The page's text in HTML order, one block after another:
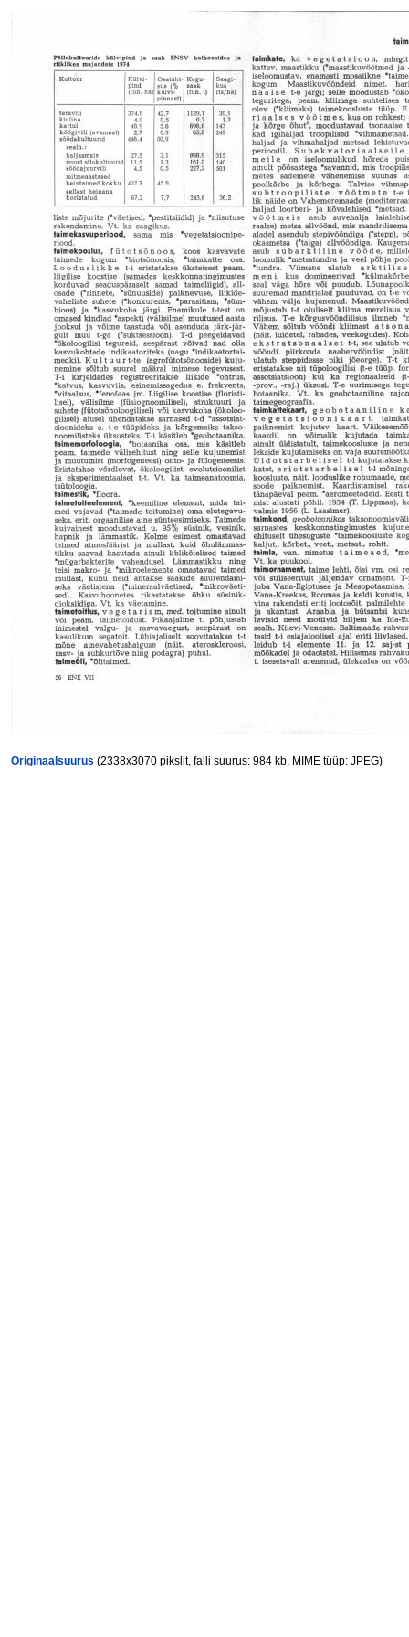
Originaalsuurus (2338x3070 pikslit, faili suurus: 984 kb, MIME tüüp: JPEG)